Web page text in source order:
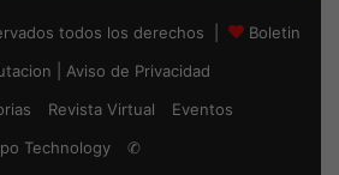
todos los derechos |
Boletin
Aviso de Privacidad
Revista Virtual
Eventos
Technology
✆